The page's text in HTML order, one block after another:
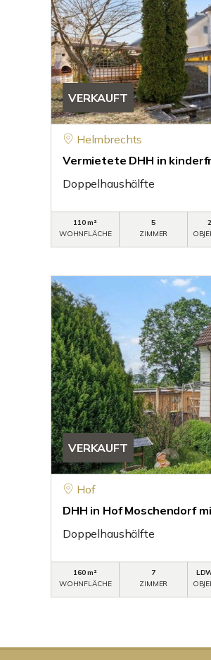
VERKAUFT
Helmbrechts
Vermietete DHH in
Doppelhaushälfte
110 m²
WOHNFLÄCHE
5
ZIMMER
VERKAUFT
Hof
DHH in Hof Moschendorf
Doppelhaushälfte
160 m²
WOHNFLÄCHE
7
ZIMMER